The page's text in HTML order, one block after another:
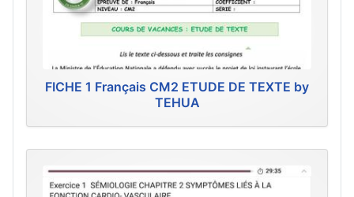
FICHE 1 Français CM2 ETUDE DE TEXTE by
TEHUA